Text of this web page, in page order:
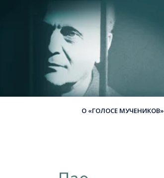
О «ГОЛОСЕ МУЧЕНИКОВ»